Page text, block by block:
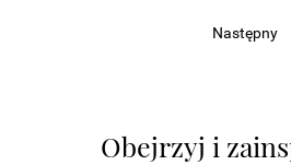
Następny
Obejrzyj i